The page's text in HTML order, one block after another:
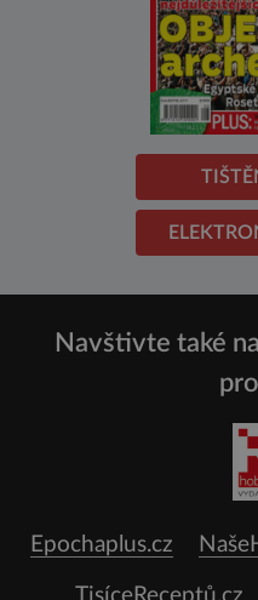
Navštivte také
Epochaplus.cz